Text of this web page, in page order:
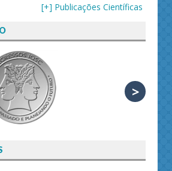
[+] Publicações Científicas
>